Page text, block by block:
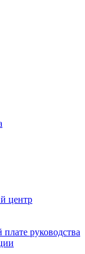
центр
руководства